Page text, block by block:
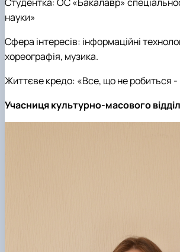
науки»
Сфера інтересів: інформаційні
хореографія, музика.
Життєве кредо: «Все, що не робиться
Учасниця культурно-масового